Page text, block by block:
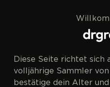
Diese Seite richtet sich
volljährige Sammler
bestätige dein Alter